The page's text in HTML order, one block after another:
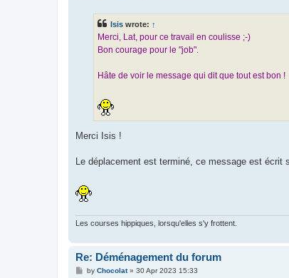
Isis wrote: ↑
Merci, Lat, pour ce travail en coulisse ;-)
Bon courage pour le "job".
Hâte de voir le message qui dit que tout est bon !
Merci Isis !
Le déplacement est terminé, ce message est écrit
Les courses hippiques, lorsqu'elles s'y frottent.
Re: Déménagement du forum
Pby Chocolat» 30 Apr 2023 15:33